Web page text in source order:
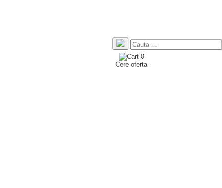
0
Cere oferta